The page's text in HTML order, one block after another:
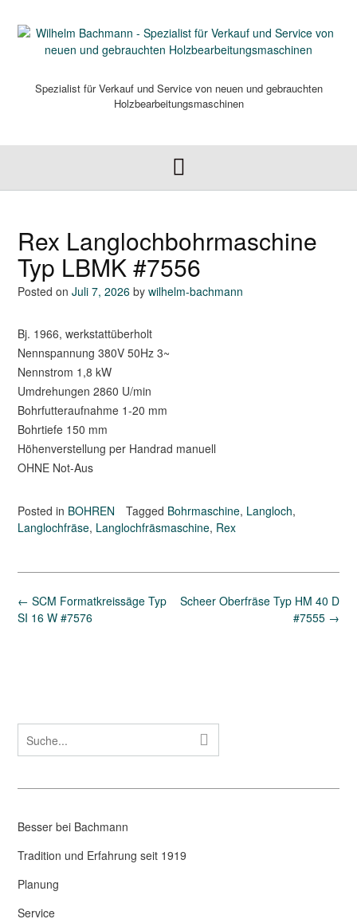
content
Spezialist für Verkauf und Service von neuen und gebrauchten
Holzbearbeitungsmaschinen
Rex Langlochbohrmaschine
Typ LBMK #7556
Posted on Juli 7, 2026 by wilhelm-bachmann
Bj. 1966, werkstattüberholt
Nennspannung 380V 50Hz 3~
Nennstrom 1,8 kW
Umdrehungen 2860 U/min
Bohrfutteraufnahme 1-20 mm
Bohrtiefe 150 mm
Höhenverstellung per Handrad manuell
OHNE Not-Aus
Posted in BOHREN Tagged Bohrmaschine, Langloch,
Langlochfräse, Langlochfräsmaschine, Rex
Post
navigation
Scheer Oberfräse Typ HM 40 D
#7555 →
← SCM Formatkreissäge Typ
SI 16 W #7576
Besser bei Bachmann
Tradition und Erfahrung seit 1919
Planung
Service